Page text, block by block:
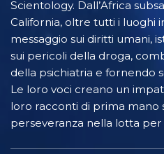
Scientology. Dall’Africa
California, oltre tutti i luoghi
messaggio sui diritti umani,
sui pericoli della droga,
della psichiatria e fornendo
Le loro voci creano un
loro racconti di prima mano
perseveranza nella lotta per